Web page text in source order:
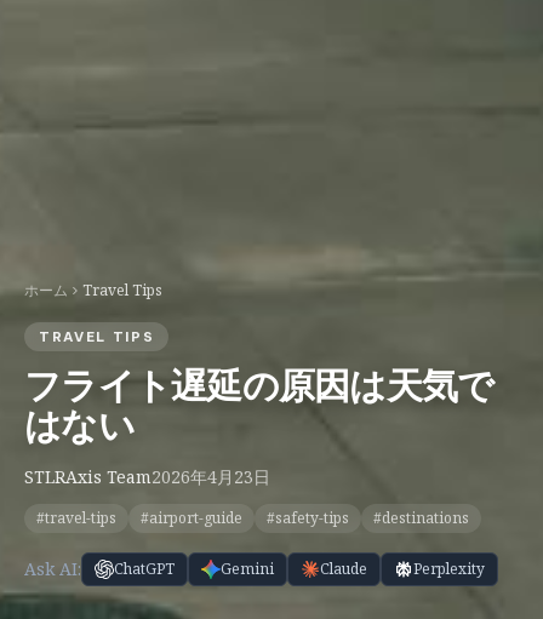
ホーム Travel Tips
TRAVEL TIPS
フライト遅延の原因は天気で
はない
STLRAxis Team2026年4月23日
#travel-tips #airport-guide #safety-tips #destinations
Ask AI: ChatGPT Gemini Claude Perplexity